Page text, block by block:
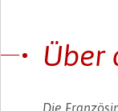
Über
Die